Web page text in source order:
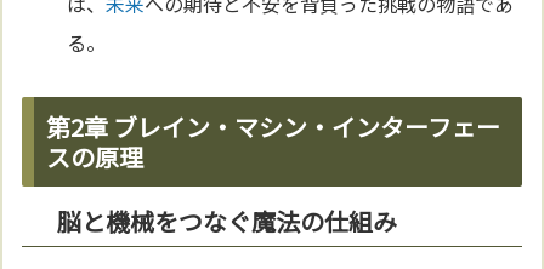
る。
第2章 ブレイン・マシン・インターフェー
スの原理
脳と機械をつなぐ魔法の仕組み